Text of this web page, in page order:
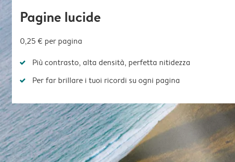
Pagine lucide
0,25 € per pagina
Più contrasto, alta densità, perfetta nitidezza
Per far brillare i tuoi ricordi su ogni pagina